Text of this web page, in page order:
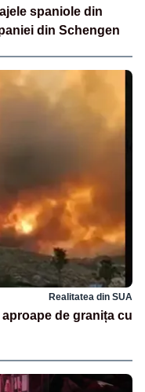
spaniole din
din Schengen
Realitatea din SUA
de granița cu